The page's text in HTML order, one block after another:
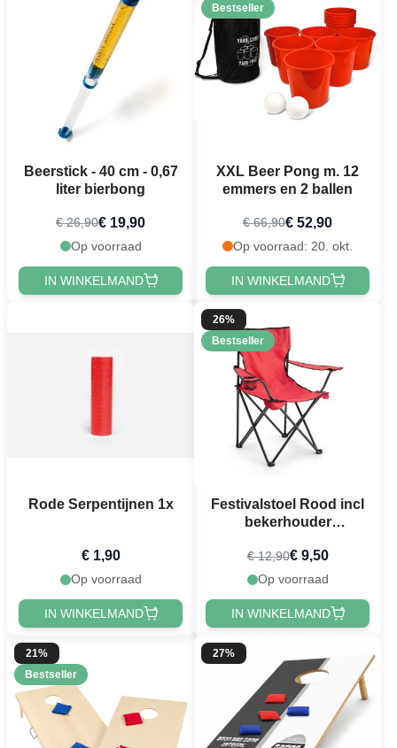
Beerstick - 40 cm - 0,67
liter bierbong
€ 26,90€ 19,90
Op voorraad
IN WINKELMAND
Bestseller
XXL Beer Pong m. 12
emmers en 2 ballen
€ 66,90€ 52,90
Op voorraad: 20. okt.
IN WINKELMAND
Rode Serpentijnen 1x
€ 1,90
Op voorraad
IN WINKELMAND
26%
Bestseller
Festivalstoel Rood incl
bekerhouder
€ 12,90€ 9,50
Op voorraad
IN WINKELMAND
21%
Bestseller
27%